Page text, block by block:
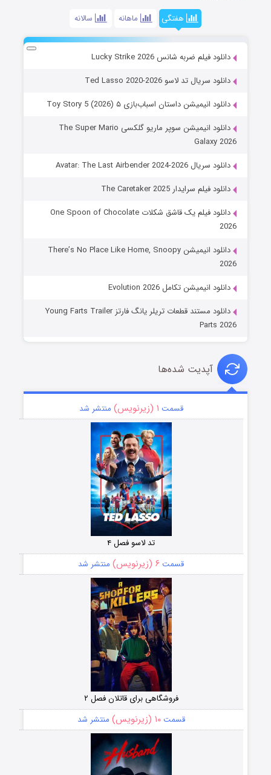
هفتگی ماهانه سالانه
دانلود فیلم ضربه شانس Lucky Strike 2026
دانلود سریال تد لاسو Ted Lasso 2020-2026
دانلود انیمیشن داستان اسباب‌بازی ۵ Toy Story 5 (2026)
دانلود انیمیشن سوپر ماریو گلکسی The Super Mario
Galaxy 2026
دانلود سریال Avatar: The Last Airbender 2024-2026
دانلود فیلم سرایدار The Caretaker 2025
دانلود فیلم یک قاشق شکلات One Spoon of Chocolate
2026
دانلود انیمیشن There’s No Place Like Home, Snoopy
2026
دانلود انیمیشن تکامل Evolution 2026
دانلود مستند قطعات تریلر یانگ فارتز Young Farts Trailer
Parts 2026
آپدیت شده‌ها
قسمت ۱ (زیرنویس) منتشر شد
تد لاسو فصل ۴
قسمت ۶ (زیرنویس) منتشر شد
فروشگاهی برای قاتلان فصل ۲
قسمت۱۰ (زیرنویس) منتشر شد